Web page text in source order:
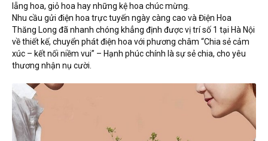
lẵng hoa, giỏ hoa hay những kệ hoa chúc mừng.
Nhu cầu gửi điện hoa trực tuyến ngày càng cao và Điện Hoa
Thăng Long đã nhanh chóng khẳng định được vị trí số 1 tại Hà Nội
về thiết kế, chuyển phát điện hoa với phương châm “Chia sẻ cảm
xúc – kết nối niềm vui” – Hạnh phúc chính là sự sẻ chia, cho yêu
thương nhận nụ cười.
DỊCH VỤ ĐIỆN HOA TRỰC
TUYẾN TẠI HÀ NỘI